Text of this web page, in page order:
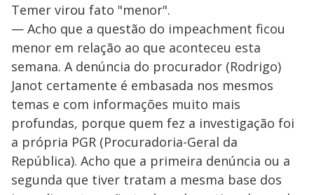
Temer virou fato "menor".
— Acho que a questão do impeachment ficou
menor em relação ao que aconteceu esta
semana. A denúncia do procurador (Rodrigo)
Janot certamente é embasada nos mesmos
temas e com informações muito mais
profundas, porque quem fez a investigação foi
a própria PGR (Procuradoria-Geral da
República). Acho que a primeira denúncia ou a
segunda que tiver tratam a mesma base dos